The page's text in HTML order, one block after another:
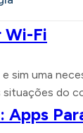
Wi-Fi
uma
do
Apps